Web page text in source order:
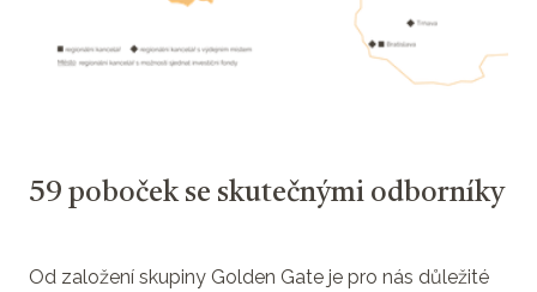
59 poboček se skutečnými odborníky
Od založení skupiny Golden Gate je pro nás důležité